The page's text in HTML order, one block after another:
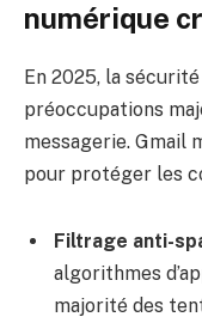
numérique
En 2025, la
préoccupations
messagerie. Gmail
pour protéger les
Filtrage anti-
algorithmes
majorité des